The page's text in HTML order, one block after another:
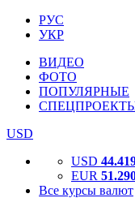
РУС
УКР
ВИДЕО
ФОТО
ПОПУЛЯРНЫЕ
USD
USD
EUR
Все курсы валют